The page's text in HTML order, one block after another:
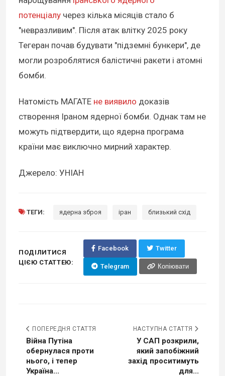
потенціалу через кілька місяців стало б
"невразливим". Після атак влітку 2025 року
Тегеран почав будувати "підземні бункери", де
могли розроблятися балістичні ракети і атомні
бомби.
Натомість МАГАТЕ не виявило доказів
створення Іраном ядерної бомби. Однак там не
можуть підтвердити, що ядерна програма
країни має виключно мирний характер.
Джерело: УНІАН
ТЕГИ: ядерна зброя іран близький схід
ПОДІЛИТИСЯ
ЦІЄЮ СТАТТЕЮ:
Facebook Twitter
Telegram Копіювати
ПОПЕРЕДНЯ СТАТТЯ
Війна Путіна
обернулася проти
нього, і тепер
Україна...
НАСТУПНА СТАТТЯ
У САП розкрили,
який запобіжний
захід проситимуть
для...